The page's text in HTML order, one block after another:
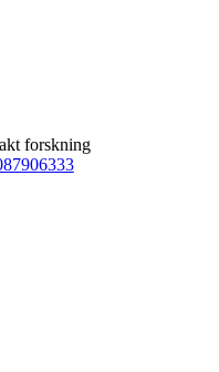
forskning
6333